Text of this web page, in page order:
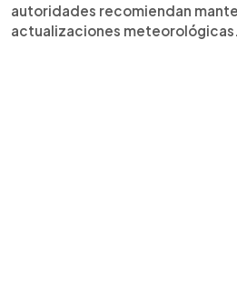
autoridades recomiendan
actualizaciones meteorológicas.